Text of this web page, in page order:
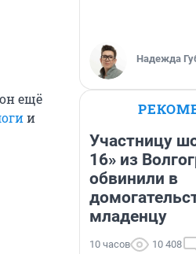
он ещё
и
Надежда
Участницу
16» из
обвинили в
младенцу
10 часов 10 408